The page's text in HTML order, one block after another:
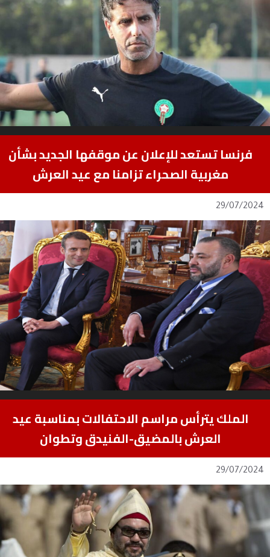
فرنسا تستعد للإعلان عن موقفها الجديد بشأن
مغربية الصحراء تزامنا مع عيد العرش
29/07/2024
الملك يترأس مراسم الاحتفالات بمناسبة عيد
العرش بالمضيق-الفنيدق وتطوان
29/07/2024